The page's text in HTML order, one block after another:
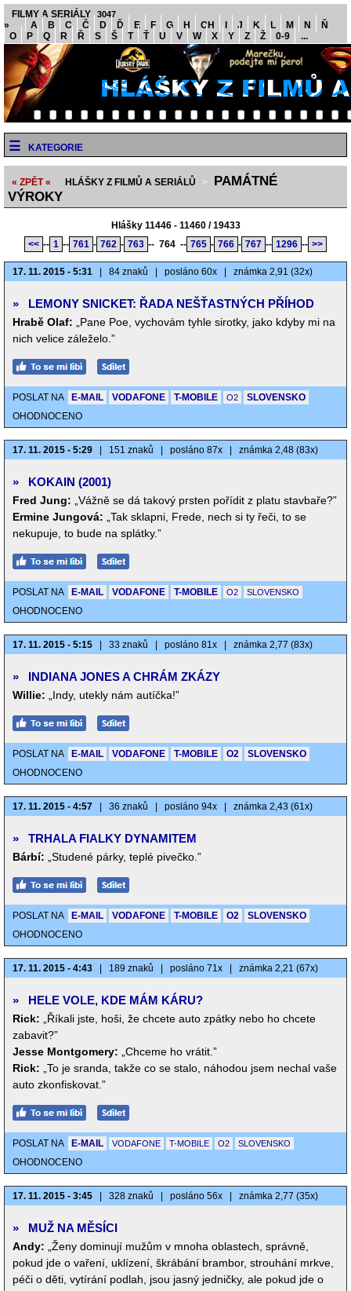
FILMY A SERIÁLY 3047
» A B C Č D Ď E F G H CH J K L M N
Ň
O
P Q R Ř S Š T Ť U V W X Y Z Ž 0-9 ...
KATEGORIE
« ZPĚT « HLÁŠKY Z FILMŮ A SERIÁLŮ >
PAMÁTNÉ
VÝROKY
Hlášky 11446 - 11460 / 19433
<< -- 1 -- 761 - 762 - 763 -- 764 -- 765 - 766 - 767 -- 1296 -- >>
17. 11. 2015 - 5:31 84 znaků posláno 60x známka 2,91 (32x)
» LEMONY SNICKET: ŘADA NEŠŤASTNÝCH PŘÍHOD
Hrabě Olaf:
„Pane Poe, vychovám tyhle sirotky, jako kdyby mi na
nich velice záleželo.”
POSLAT NA E-MAIL VODAFONE T-MOBILE O2
SLOVENSKO
OHODNOCENO
17. 11. 2015 - 5:29 151 znaků posláno 87x známka 2,48 (83x)
» KOKAIN (2001)
Fred Jung:
„Vážně se dá takový prsten pořídit z platu stavbaře?”
Ermine Jungová:
„Tak sklapni, Frede, nech si ty řeči, to se
nekupuje, to bude na splátky.”
POSLAT NA E-MAIL VODAFONE T-MOBILE O2 SLOVENSKO
OHODNOCENO
17. 11. 2015 - 5:15 33 znaků posláno 81x známka 2,77 (83x)
» INDIANA JONES A CHRÁM ZKÁZY
Willie: „Indy, utekly nám autíčka!”
POSLAT NA E-MAIL VODAFONE T-MOBILE O2
SLOVENSKO
OHODNOCENO
17. 11. 2015 - 4:57 36 znaků posláno 94x známka 2,43 (61x)
» TRHALA FIALKY DYNAMITEM
Bárbí: „Studené párky, teplé pivečko.”
POSLAT NA E-MAIL VODAFONE T-MOBILE O2
SLOVENSKO
OHODNOCENO
17. 11. 2015 - 4:43 189 znaků posláno 71x známka 2,21 (67x)
» HELE VOLE, KDE MÁM KÁRU?
Rick:
„Říkali jste, hoši, že chcete auto zpátky nebo ho chcete
zabavit?”
Jesse Montgomery:
„Chceme ho vrátit.”
Rick:
„To je sranda, takže co se stalo, náhodou jsem nechal vaše
auto zkonfiskovat.”
POSLAT NA E-MAIL VODAFONE T-MOBILE O2 SLOVENSKO
OHODNOCENO
17. 11. 2015 - 3:45 328 znaků posláno 56x známka 2,77 (35x)
» MUŽ NA MĚSÍCI
Andy:
„Ženy dominují mužům v mnoha oblastech, správně,
pokud jde o vaření, uklízení, škrábání brambor, strouhání mrkve,
péči o děti, vytírání podlah, jsou jasný jedničky, ale pokud jde o